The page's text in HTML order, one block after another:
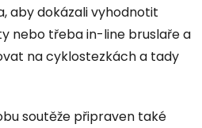
aby dokázali vyhodnotit
nebo třeba in-line bruslaře a
na cyklostezkách a tady
soutěže připraven také